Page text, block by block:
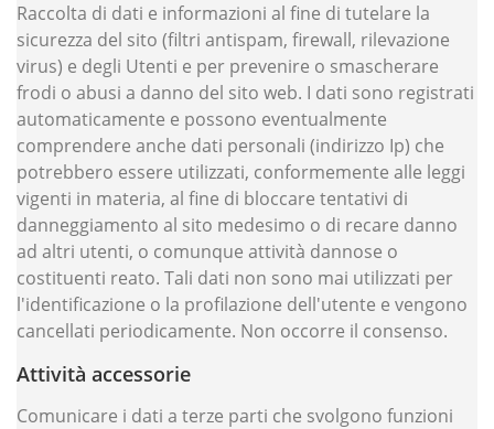
Raccolta di dati e informazioni al fine di tutelare la
sicurezza del sito (filtri antispam, firewall, rilevazione
virus) e degli Utenti e per prevenire o smascherare
frodi o abusi a danno del sito web. I dati sono registrati
automaticamente e possono eventualmente
comprendere anche dati personali (indirizzo Ip) che
potrebbero essere utilizzati, conformemente alle leggi
vigenti in materia, al fine di bloccare tentativi di
danneggiamento al sito medesimo o di recare danno
ad altri utenti, o comunque attività dannose o
costituenti reato. Tali dati non sono mai utilizzati per
l'identificazione o la profilazione dell'utente e vengono
cancellati periodicamente. Non occorre il consenso.
Attività accessorie
Comunicare i dati a terze parti che svolgono funzioni